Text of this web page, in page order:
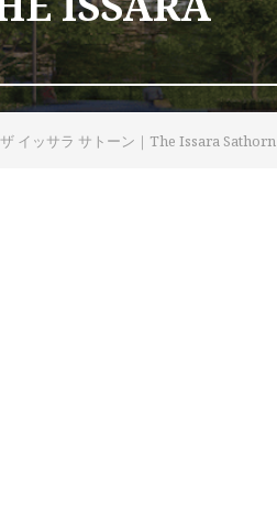
ザ イッサラ サトーン｜The Issara Sathorn